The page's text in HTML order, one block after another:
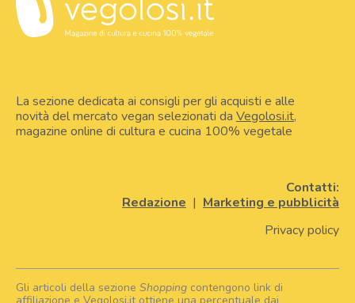
La sezione dedicata ai consigli per gli acquisti e alle
novità del mercato vegan selezionati da Vegolosi.it,
magazine online di cultura e cucina 100% vegetale
Contatti:
Redazione | Marketing e pubblicità
Privacy policy
Gli articoli della sezione Shopping contengono link di